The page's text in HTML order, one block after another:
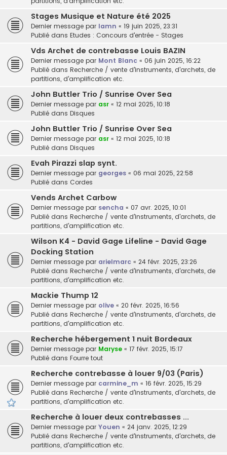
Stages Musique et Nature été 2025
Dernier message par lamn « 19 juin 2025, 23:31
Publié dans Etudes : Concours d'entrée - Stages
Vds Archet de contrebasse Louis BAZIN
Dernier message par Mont Blanc « 06 juin 2025, 16:22
Publié dans Recherche / vente d'instruments, d'archets, de
partitions, d'amplification etc.
John Buttler Trio / Sunrise Over Sea
Dernier message par asr « 12 mai 2025, 10:18
Publié dans Disques
John Buttler Trio / Sunrise Over Sea
Dernier message par asr « 12 mai 2025, 10:18
Publié dans Disques
Evah Pirazzi slap synt.
Dernier message par georges « 06 mai 2025, 22:58
Publié dans Cordes
Vends Archet Carbow
Dernier message par sencha « 07 avr. 2025, 10:01
Publié dans Recherche / vente d'instruments, d'archets, de
partitions, d'amplification etc.
Wilson K4 - David Gage Lifeline - David Gage
Docking Station
Dernier message par arielmarc « 24 févr. 2025, 23:26
Publié dans Recherche / vente d'instruments, d'archets, de
partitions, d'amplification etc.
Mackie Thump 12
Dernier message par olive « 20 févr. 2025, 16:56
Publié dans Recherche / vente d'instruments, d'archets, de
partitions, d'amplification etc.
Recherche hébergement 1 nuit Bordeaux
Dernier message par Maryse « 17 févr. 2025, 15:17
Publié dans Fourre tout
Recherche contrebasse à louer 9/03 (Paris)
Dernier message par carmine_m « 16 févr. 2025, 15:29
Publié dans Recherche / vente d'instruments, d'archets, de
partitions, d'amplification etc.
Recherche à louer deux contrebasses ...
Dernier message par Youen « 24 janv. 2025, 12:29
Publié dans Recherche / vente d'instruments, d'archets, de
partitions, d'amplification etc.